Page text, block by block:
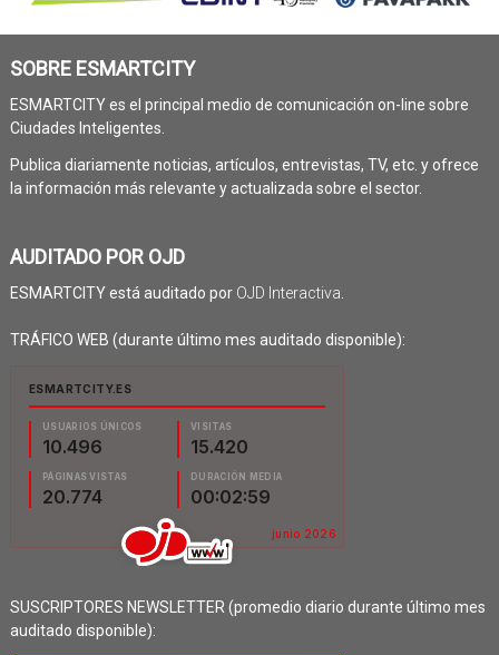
SOBRE ESMARTCITY
ESMARTCITY es el principal medio de comunicación on-line sobre
Ciudades Inteligentes.
Publica diariamente noticias, artículos, entrevistas, TV, etc. y ofrece
la información más relevante y actualizada sobre el sector.
AUDITADO POR OJD
ESMARTCITY está auditado por OJD Interactiva
TRÁFICO WEB (durante último mes auditado disponible):
SUSCRIPTORES NEWSLETTER (promedio diario durante último mes
auditado disponible):